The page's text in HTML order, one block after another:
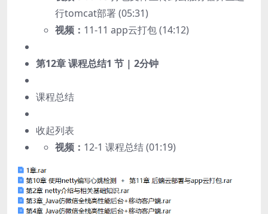
行tomcat部署 (05:31)
视频： 11-11 app云打包 (14:12)
第12章 课程总结1 节 | 2分钟
课程总结
收起列表
视频： 12-1 课程总结 (01:19)